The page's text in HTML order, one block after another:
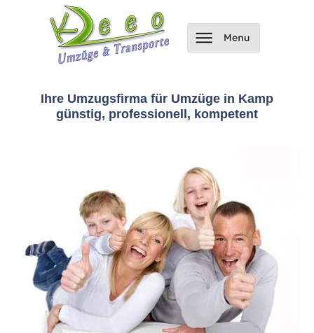
Ihre Umzugsfirma für Umzüge in Kamp
günstig, professionell, kompetent